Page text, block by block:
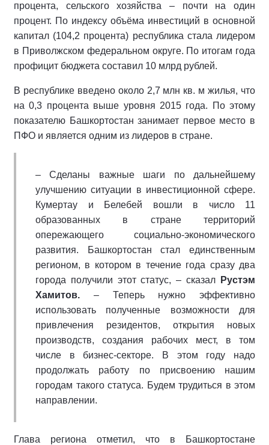
процента, сельского хозяйства – почти на один
процент. По индексу объёма инвестиций в основной
капитал (104,2 процента) республика стала лидером
в Приволжском федеральном округе. По итогам года
профицит бюджета составил 10 млрд рублей.
В республике введено около 2,7 млн кв. м жилья, что
на 0,3 процента выше уровня 2015 года. По этому
показателю Башкортостан занимает первое место в
ПФО и является одним из лидеров в стране.
– Сделаны важные шаги по дальнейшему
улучшению ситуации в инвестиционной сфере.
Кумертау и Белебей вошли в число 11
образованных в стране территорий
опережающего социально-экономического
развития. Башкортостан стал единственным
регионом, в котором в течение года сразу два
города получили этот статус, – сказал
Рустэм
Хамитов. – Теперь нужно эффективно
использовать полученные возможности для
привлечения резидентов, открытия новых
производств, создания рабочих мест, в том
числе в бизнес-секторе. В этом году надо
продолжать работу по присвоению нашим
городам такого статуса. Будем трудиться в этом
направлении.
Глава региона отметил, что в Башкортостане